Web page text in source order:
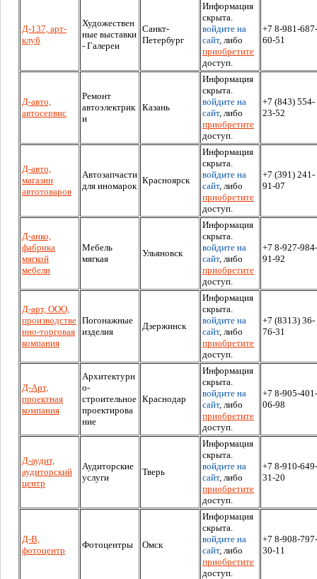
Д-137, арт-
клуб
Художествен
ные выставки
- Галереи
Санкт-
Петербург
Информация
скрыта.
войдите на
сайт, либо
приобретите
доступ.
+7 8-981-687-
60-51
Д-авто,
автосервис
Ремонт
автоэлектрик
и
Казань
Информация
скрыта.
войдите на
сайт, либо
приобретите
доступ.
+7 (843) 554-
23-52
Д-авто,
магазин
автотоваров
Автозапчасти
для иномарок
Красноярск
Информация
скрыта.
войдите на
сайт, либо
приобретите
доступ.
+7 (391) 241-
91-07
Д-анко,
фабрика
мягкой
мебели
Мебель
мягкая
Ульяновск
Информация
скрыта.
войдите на
сайт, либо
приобретите
доступ.
+7 8-927-984-
91-92
Д-арт, ООО,
производстве
нно-торговая
компания
Погонажные
изделия
Дзержинск
Информация
скрыта.
войдите на
сайт, либо
приобретите
доступ.
+7 (8313) 36-
76-31
Д-Арт,
проектная
компания
Архитектурн
о-
строительное
проектирова
ние
Краснодар
Информация
скрыта.
войдите на
сайт, либо
приобретите
доступ.
+7 8-905-401-
06-98
Д-аудит,
аудиторский
центр
Аудиторские
услуги
Тверь
Информация
скрыта.
войдите на
сайт, либо
приобретите
доступ.
+7 8-910-649-
31-20
Д-В,
фотоцентр
Фотоцентры Омск
Информация
скрыта.
войдите на
сайт, либо
приобретите
доступ.
+7 8-908-797-
30-11